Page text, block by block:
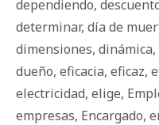
dependiendo,
determinar, día de
dimensiones, dinámica,
dueño, eficacia, eficaz,
electricidad, elige,
empresas, Encargado,